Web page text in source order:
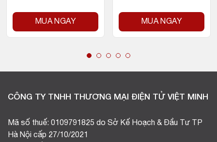
MUA NGAY MUA NGAY
CÔNG TY TNHH THƯƠNG MẠI ĐIỆN TỬ VIỆT MINH
Mã số thuế: 0109791825 do Sở Kế Hoạch & Đầu Tư TP
Hà Nội cấp 27/10/2021